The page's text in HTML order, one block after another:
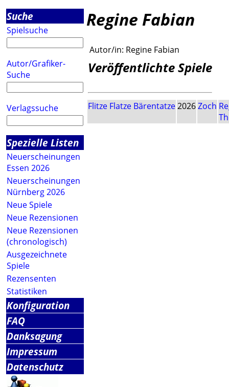
Suche
Spielsuche
Autor/Grafiker-
Suche
Verlagssuche
Spezielle Listen
Neuerscheinungen
Essen 2026
Neuerscheinungen
Nürnberg 2026
Neue Spiele
Neue Rezensionen
Neue Rezensionen
(chronologisch)
Ausgezeichnete
Spiele
Rezensenten
Statistiken
Konfiguration
FAQ
Danksagung
Impressum
Datenschutz
Regine Fabian
Autor/in: Regine Fabian
Veröffentlichte Spiele
Flitze Flatze Bärentatze2026Zoch